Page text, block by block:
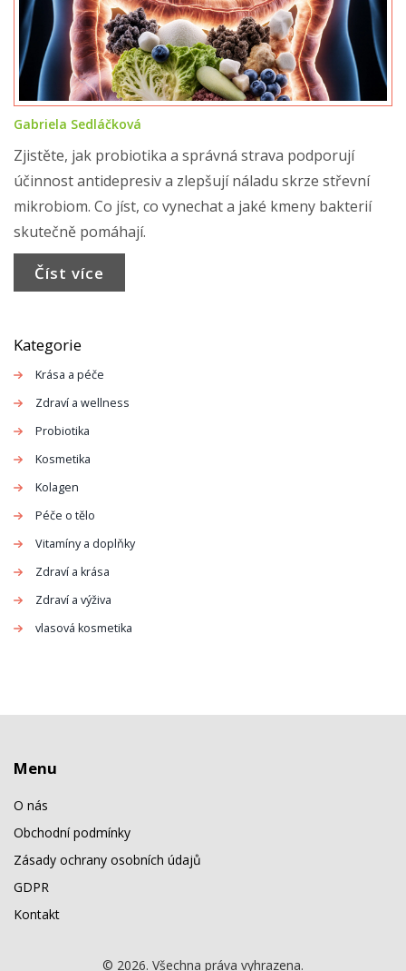
Gabriela Sedláčková
Zjistěte, jak probiotika a správná strava podporují
účinnost antidepresiv a zlepšují náladu skrze střevní
mikrobiom. Co jíst, co vynechat a jaké kmeny bakterií
skutečně pomáhají.
Číst více
Kategorie
Krása a péče
Zdraví a wellness
Probiotika
Kosmetika
Kolagen
Péče o tělo
Vitamíny a doplňky
Zdraví a krása
Zdraví a výživa
vlasová kosmetika
Menu
O nás
Obchodní podmínky
Zásady ochrany osobních údajů
GDPR
Kontakt
© 2026. Všechna práva vyhrazena.